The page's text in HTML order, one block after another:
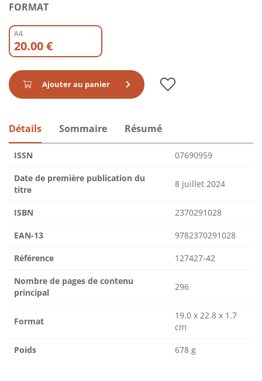
FORMAT
A4
20.00 €
Ajouter au panier
Détails Sommaire Résumé
ISSN 07690959
Date de première publication du
titre
8 juillet 2024
ISBN 2370291028
EAN-13 9782370291028
Référence 127427-42
Nombre de pages de contenu
principal
296
Format
19.0 x 22.8 x 1.7
cm
Poids 678 g